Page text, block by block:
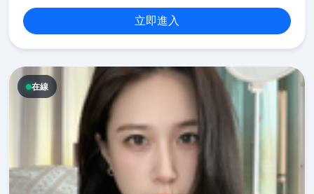
立即進入
在線